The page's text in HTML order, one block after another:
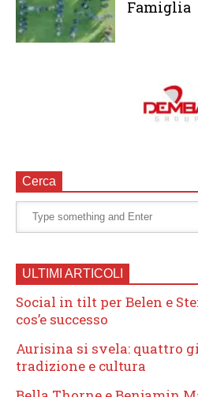
Famiglia
Cerca
ULTIMI ARTICOLI
Social in tilt per Belen e
cos’e successo
Aurisina si svela: quattro
tradizione e cultura